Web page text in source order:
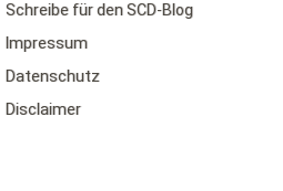
Schreibe für den SCD-Blog
Impressum
Datenschutz
Disclaimer